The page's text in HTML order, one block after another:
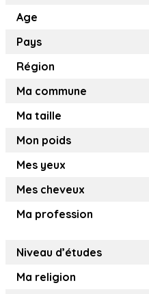
Age
Pays
Région
Ma commune
Ma taille
Mon poids
Mes yeux
Mes cheveux
Ma profession
Niveau d’études
Ma religion